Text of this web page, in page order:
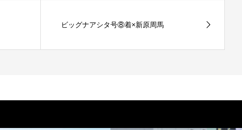
ビッグナアシタ号⑧着×新原周馬